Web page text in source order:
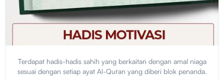
Terdapat hadis-hadis sahih yang berkaitan dengan amal niaga
sesuai dengan setiap ayat Al-Qur`an yang diberi blok penanda.